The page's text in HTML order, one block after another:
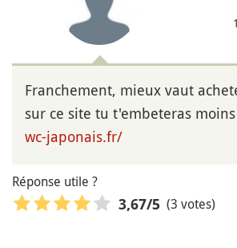
Franchement, mieux vaut
sur ce site tu t'embeteras
wc-japonais.fr/
Réponse utile ?
3,67/5 (3 votes)